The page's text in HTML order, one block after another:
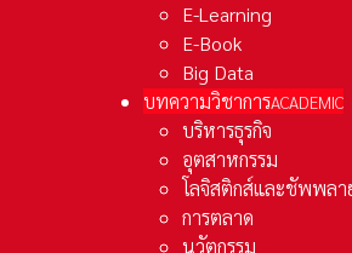
E-Learning
E-Book
Big Data
บทความวิชาการACADEMIC
บริหารธุรกิจ
อุตสาหกรรม
โลจิสติกส์และชัพพลา
การตลาด
นวัตกรรม